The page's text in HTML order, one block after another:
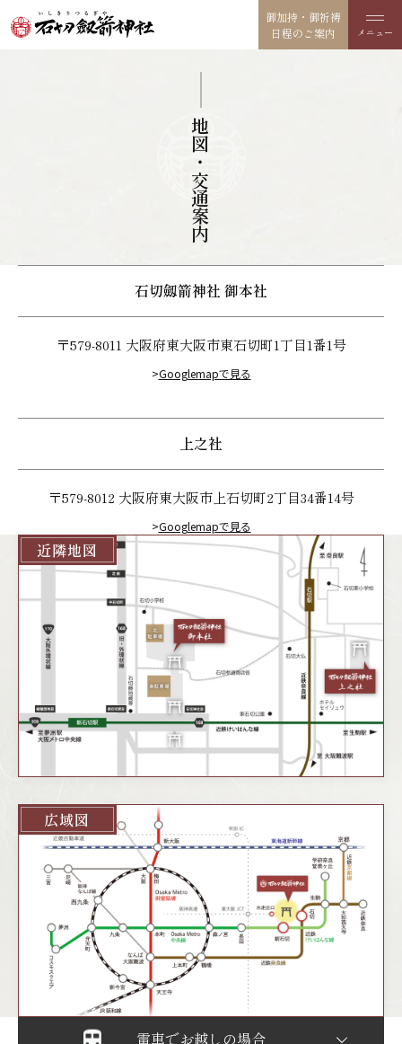
御加持・御祈祷
日程のご案内
地図・交通案内
石切劔箭神社 御本社
〒579-8011 大阪府東大阪市東石切町1丁目1番1号
>Googlemapで見る
上之社
〒579-8012 大阪府東大阪市上石切町2丁目34番14号
>Googlemapで見る
近隣地図
広域図
電車でお越しの場合